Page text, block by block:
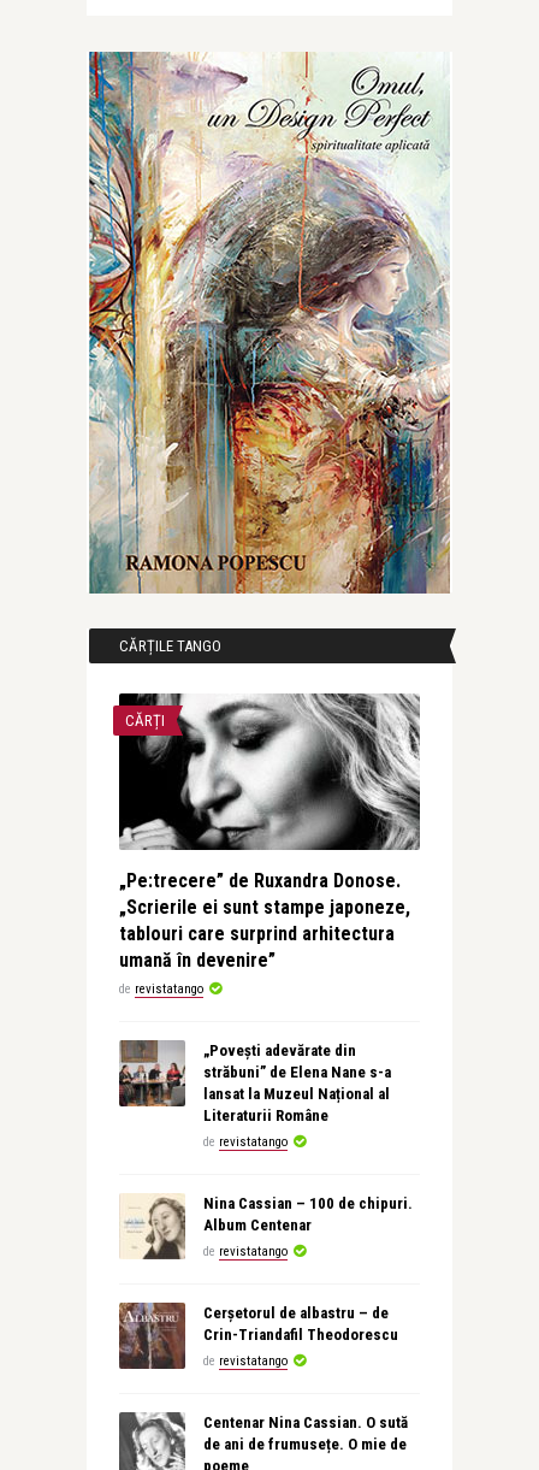
CĂRȚILE TANGO
CĂRȚI
„Pe:trecere” de Ruxandra Donose.
„Scrierile ei sunt stampe japoneze,
tablouri care surprind arhitectura
umană în devenire”
de revistatango
„Povești adevărate din
străbuni” de Elena Nane s-a
lansat la Muzeul Național al
Literaturii Române
de revistatango
Nina Cassian – 100 de chipuri.
Album Centenar
de revistatango
Cerșetorul de albastru – de
Crin-Triandafil Theodorescu
de revistatango
Centenar Nina Cassian. O sută
de ani de frumusețe. O mie de
poeme